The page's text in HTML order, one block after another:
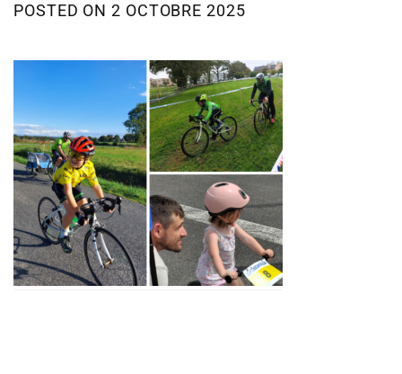
POSTED ON2 OCTOBRE 2025